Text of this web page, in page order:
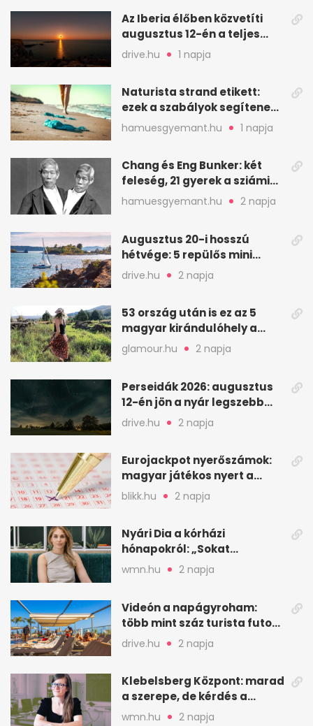
Az Iberia élőben közvetíti
augusztus 12-én a teljes
napfogyatkozást
drive.hu 1 napja
Naturista strand etikett:
ezek a szabályok segítenek
komfortosan lenni
hamuesgyemant.hu 1 napja
Chang és Eng Bunker: két
feleség, 21 gyerek a sziámi
ikrek életében
hamuesgyemant.hu 2 napja
Augusztus 20-i hosszú
hétvége: 5 repülős mini
nyaralás 0 szabadsággal
drive.hu 2 napja
53 ország után is ez az 5
magyar kirándulóhely a
kedvencem
glamour.hu 2 napja
Perseidák 2026: augusztus
12-én jön a nyár legszebb
csillaghullása
drive.hu 2 napja
Eurojackpot nyerőszámok:
magyar játékos nyert a
2026. augusztus 4-i húzáson
blikk.hu 2 napja
Nyári Dia a kórházi
hónapokról: „Sokat
veszekedtem Istennel”
wmn.hu 2 napja
Videón a napágyroham:
több mint száz turista futott
a helyekért Tenerifén
drive.hu 2 napja
Klebelsberg Központ: marad
a szerepe, de kérdés a
hitelessége
wmn.hu 2 napja